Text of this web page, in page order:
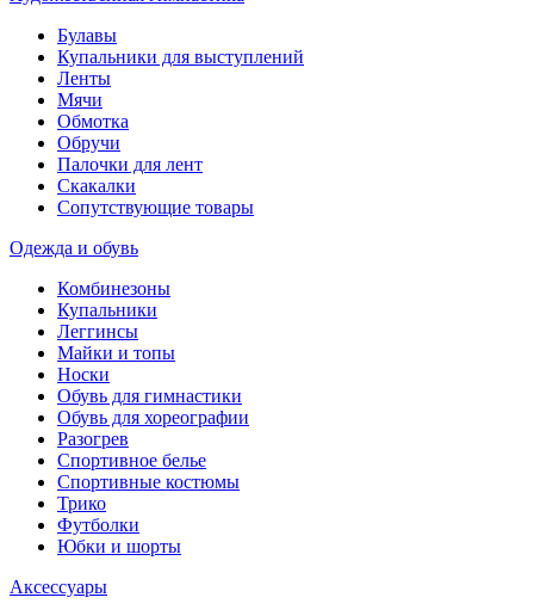
Булавы
Купальники для выступлений
Ленты
Мячи
Обмотка
Обручи
Палочки для лент
Скакалки
Сопутствующие товары
Одежда и обувь
Комбинезоны
Купальники
Леггинсы
Майки и топы
Носки
Обувь для гимнастики
Обувь для хореографии
Разогрев
Спортивное белье
Спортивные костюмы
Трико
Футболки
Юбки и шорты
Аксессуары